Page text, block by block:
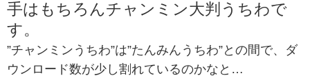
手はもちろんチャンミン大判うちわで
す。
”チャンミンうちわ”は”たんみんうちわ”との間で、ダ
ウンロード数が少し割れているのかなと…